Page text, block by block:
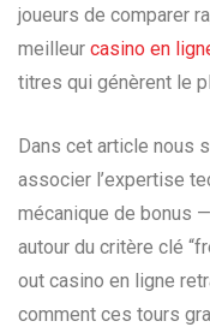
joueurs de comparer
meilleur casino en
titres qui génèrent le
Dans cet article nous
associer l’expertise
mécanique de bonus
autour du critère clé
out casino en ligne
comment ces tours